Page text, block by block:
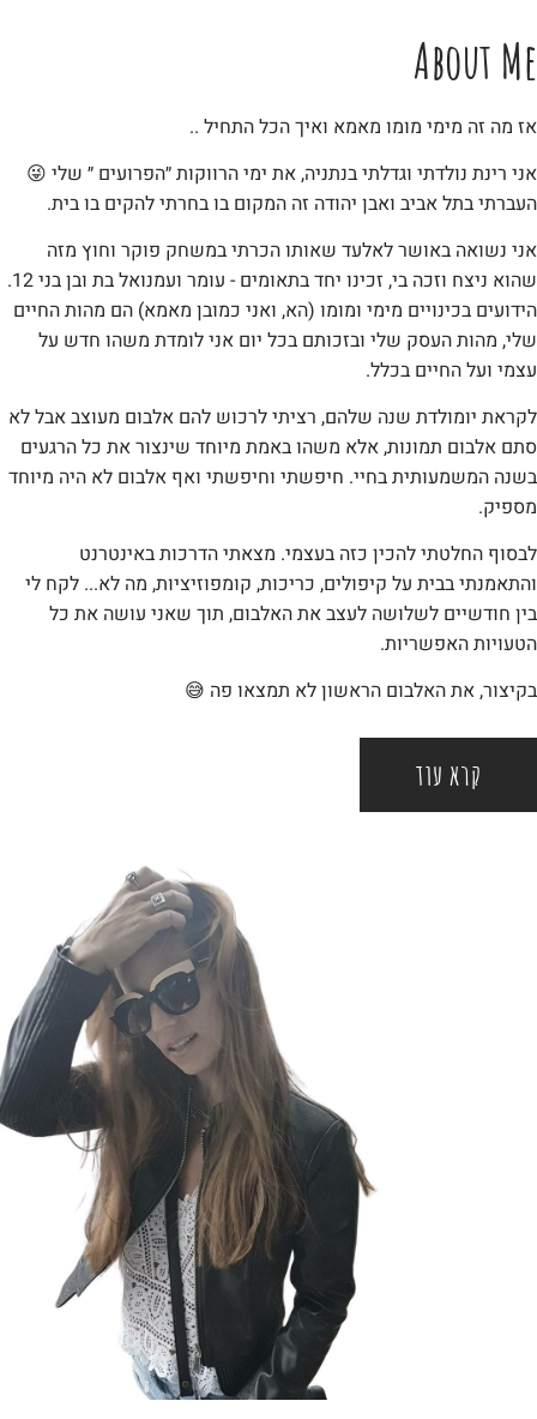
About Me
אז מה זה מימי מומו מאמא ואיך הכל התחיל ..
אני רינת נולדתי וגדלתי בנתניה, את ימי הרווקות ״הפרועים ״ שלי 😜
העברתי בתל אביב ואבן יהודה זה המקום בו בחרתי להקים בו בית.
אני נשואה באושר לאלעד שאותו הכרתי במשחק פוקר וחוץ מזה
שהוא ניצח וזכה בי, זכינו יחד בתאומים - עומר ועמנואל בת ובן בני 12.
הידועים בכינויים מימי ומומו (הא, ואני כמובן מאמא) הם מהות החיים
שלי, מהות העסק שלי ובזכותם בכל יום אני לומדת משהו חדש על
עצמי ועל החיים בכלל.
לקראת יומולדת שנה שלהם, רציתי לרכוש להם אלבום מעוצב אבל לא
סתם אלבום תמונות, אלא משהו באמת מיוחד שינצור את כל הרגעים
בשנה המשמעותית בחיי. חיפשתי וחיפשתי ואף אלבום לא היה מיוחד
מספיק.
לבסוף החלטתי להכין כזה בעצמי. מצאתי הדרכות באינטרנט
והתאמנתי בבית על קיפולים, כריכות, קומפוזיציות, מה לא... לקח לי
בין חודשיים לשלושה לעצב את האלבום, תוך שאני עושה את כל
הטעויות האפשריות.
בקיצור, את האלבום הראשון לא תמצאו פה 😅
קרא עוד